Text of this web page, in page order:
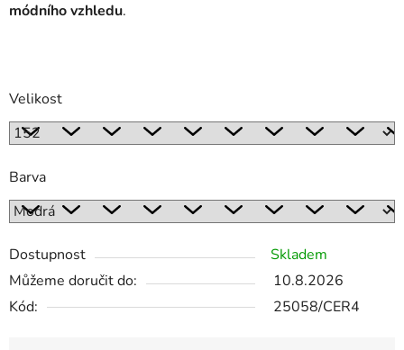
módního vzhledu.
Velikost
Barva
Dostupnost
Skladem
Můžeme doručit do:
10.8.2026
Kód:
25058/CER4